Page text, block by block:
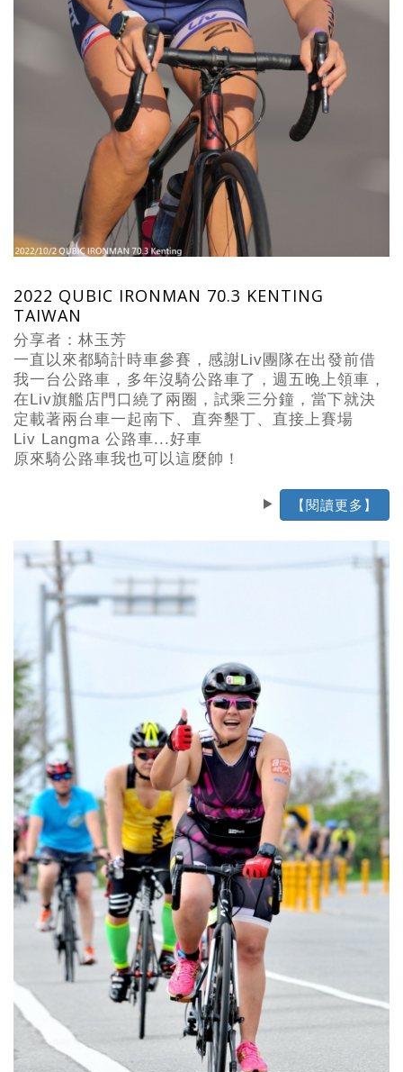
2022 QUBIC IRONMAN 70.3 KENTING
TAIWAN
分享者：林玉芳
一直以來都騎計時車參賽，感謝Liv團隊在出發前借
我一台公路車，多年沒騎公路車了，週五晚上領車，
在Liv旗艦店門口繞了兩圈，試乘三分鐘，當下就決
定載著兩台車一起南下、直奔墾丁、直接上賽場
Liv Langma 公路車...好車
原來騎公路車我也可以這麼帥！
【閱讀更多】